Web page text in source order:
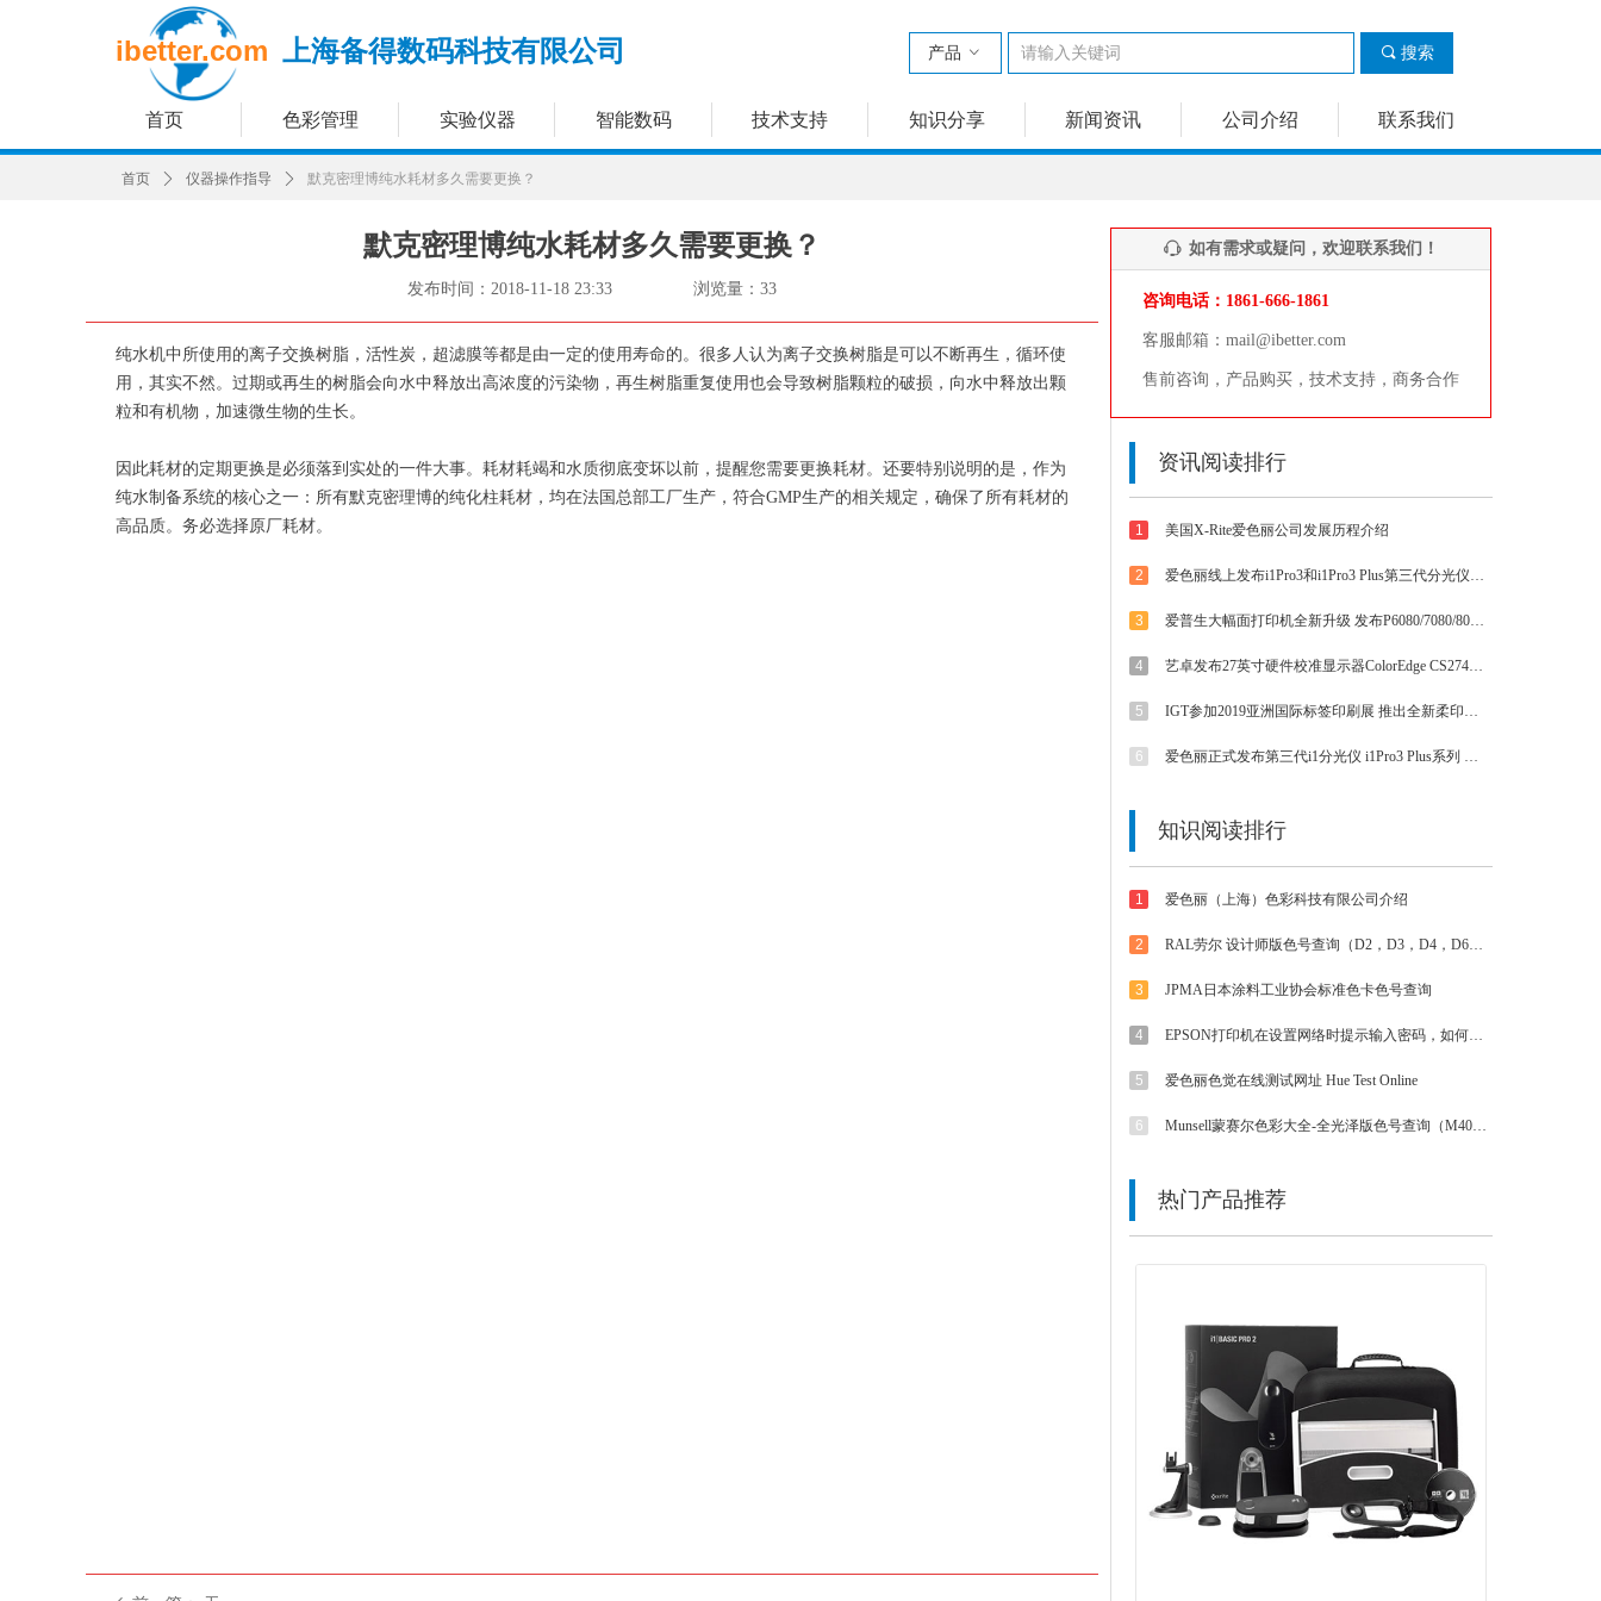
首页 色彩管理 实验仪器 智能数码 技术支持 知识分享 新闻资讯 公司介绍 联系我们
끠 搜索
产品 ꀁ
ibetter.com 上海备得数码科技有限公司
默克密理博纯水耗材多久需要更换？
发布时间： 2018-11-18 23:33 浏览量： 33
纯水机中所使用的离子交换树脂，活性炭，超滤膜等都是由一定的使用寿命的。很多人认为离子交换树脂是可以不断再生，循环使
用，其实不然。过期或再生的树脂会向水中释放出高浓度的污染物，再生树脂重复使用也会导致树脂颗粒的破损，向水中释放出颗
粒和有机物，加速微生物的生长。
因此耗材的定期更换是必须落到实处的一件大事。耗材耗竭和水质彻底变坏以前，提醒您需要更换耗材。还要特别说明的是，作为
纯水制备系统的核心之一：所有默克密理博的纯化柱耗材，均在法国总部工厂生产，符合GMP生产的相关规定，确保了所有耗材的
高品质。务必选择原厂耗材。
首页 ꄲ 仪器操作指导 ꄲ 默克密理博纯水耗材多久需要更换？
资讯阅读排行
美国X-Rite爱色丽公司发展历程介绍
爱色丽线上发布i1Pro3和i1Pro3 Plus第三代分光仪 外观/速度/精度/光源等都有提升
爱普生大幅面打印机全新升级 发布P6080/7080/8080/9080 体验影像魅力
艺卓发布27英寸硬件校准显示器ColorEdge CS2740 4K UHD分辨率和Type-C接口
IGT参加2019亚洲国际标签印刷展 推出全新柔印标签打样方案
爱色丽正式发布第三代i1分光仪 i1Pro3 Plus系列 大孔径大不同
爱色丽（上海）色彩科技有限公司介绍
RAL劳尔 设计师版色号查询（D2，D3，D4，D6，D8，D9等色卡）
JPMA日本涂料工业协会标准色卡色号查询
EPSON打印机在设置网络时提示输入密码，如何解决？
爱色丽色觉在线测试网址 Hue Test Online
Munsell蒙赛尔色彩大全-全光泽版色号查询（M40115B色卡）
知识阅读排行
热门产品推荐
ꁱ 如有需求或疑问，欢迎联系我们！
咨询电话：1861-666-1861
客服邮箱：mail@ibetter.com
售前咨询，产品购买，技术支持，商务合作